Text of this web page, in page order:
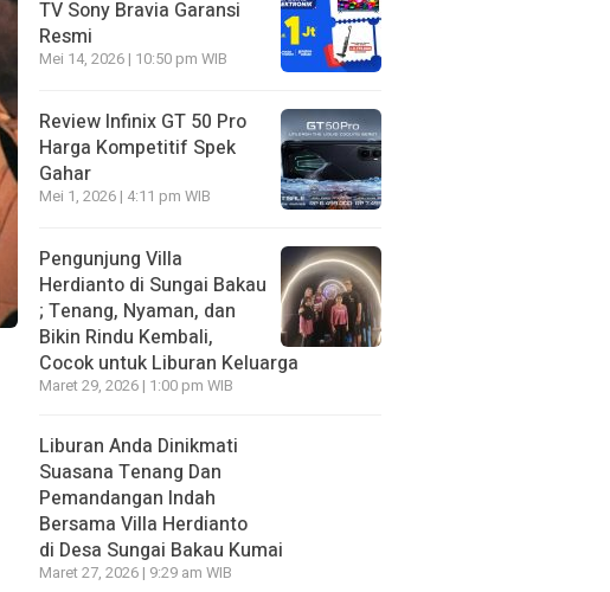
TV Sony Bravia Garansi
Resmi
Mei 14, 2026 | 10:50 pm WIB
Review Infinix GT 50 Pro
Harga Kompetitif Spek
Gahar
Mei 1, 2026 | 4:11 pm WIB
Pengunjung Villa
Herdianto di Sungai Bakau
; Tenang, Nyaman, dan
Bikin Rindu Kembali,
Cocok untuk Liburan Keluarga
Maret 29, 2026 | 1:00 pm WIB
Liburan Anda Dinikmati
Suasana Tenang Dan
Pemandangan Indah
Bersama Villa Herdianto
di Desa Sungai Bakau Kumai
Maret 27, 2026 | 9:29 am WIB